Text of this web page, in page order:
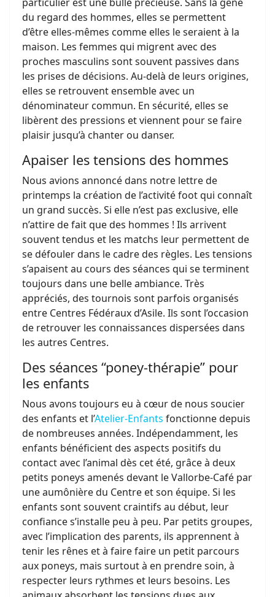
du regard des hommes, elles se permettent
d’être elles-mêmes comme elles le seraient à la
maison. Les femmes qui migrent avec des
proches masculins sont souvent passives dans
les prises de décisions. Au-delà de leurs origines,
elles se retrouvent ensemble avec un
dénominateur commun. En sécurité, elles se
libèrent des pressions et viennent pour se faire
plaisir jusqu’à chanter ou danser.
Apaiser les tensions des hommes
Nous avions annoncé dans notre lettre de
printemps la création de l’activité foot qui connaît
un grand succès. Si elle n’est pas exclusive, elle
n’attire de fait que des hommes ! Ils arrivent
souvent tendus et les matchs leur permettent de
se défouler dans le cadre des règles. Les tensions
s’apaisent au cours des séances qui se terminent
toujours dans une belle ambiance. Très
appréciés, des tournois sont parfois organisés
entre Centres Fédéraux d’Asile. Ils sont l’occasion
de retrouver les connaissances dispersées dans
les autres Centres.
Des séances “poney-thérapie” pour
les enfants
Nous avons toujours eu à cœur de nous soucier
des enfants et l’Atelier-Enfants fonctionne depuis
de nombreuses années. Indépendamment, les
enfants bénéficient des aspects positifs du
contact avec l’animal dès cet été, grâce à deux
petits poneys amenés devant le Vallorbe-Café par
une aumônière du Centre et son équipe. Si les
enfants sont souvent craintifs au début, leur
confiance s’installe peu à peu. Par petits groupes,
avec l’implication des parents, ils apprennent à
tenir les rênes et à faire faire un petit parcours
aux poneys, mais surtout à en prendre soin, à
respecter leurs rythmes et leurs besoins. Les